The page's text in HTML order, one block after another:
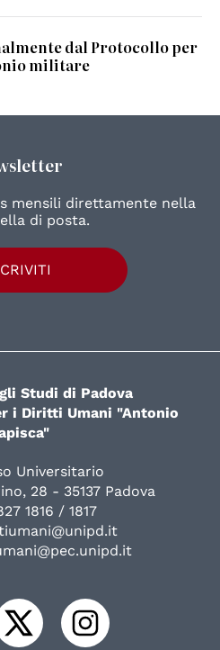
dal Protocollo per
militare
mensili direttamente nella
di posta.
Studi di Padova
i Diritti Umani "Antonio
Universitario
28 - 35137 Padova
1816 / 1817